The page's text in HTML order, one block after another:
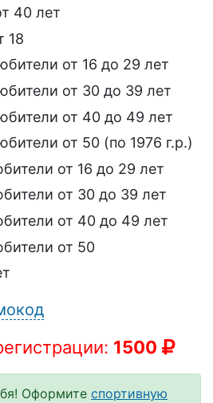
40 лет
18
от 16 до 29 лет
от 30 до 39 лет
от 40 до 49 лет
от 50 (по 1976 г.р.)
от 16 до 29 лет
от 30 до 39 лет
от 40 до 49 лет
от 50
1500
Оформите спортивную